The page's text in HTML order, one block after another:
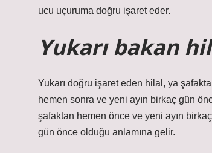
ucu uçuruma doğru işaret eder.
Yukarı bakan
Yukarı doğru işaret eden hilal, ya
hemen sonra ve yeni ayın birkaç gün
şafaktan hemen önce ve yeni ayın
gün önce olduğu anlamına gelir.